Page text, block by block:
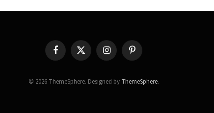
FacebookX
(Twitter)
InstagramPinterest
© 2026 ThemeSphere. Designed by ThemeSphere.